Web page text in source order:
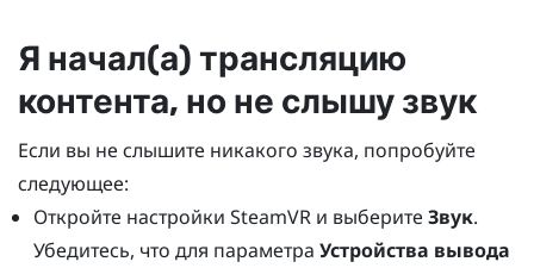
Я начал(а) трансляцию
контента, но не слышу звук
Если вы не слышите никакого звука, попробуйте
следующее:
Откройте настройки SteamVRи выберите Звук.
Убедитесь, что для параметра Устройства вывода